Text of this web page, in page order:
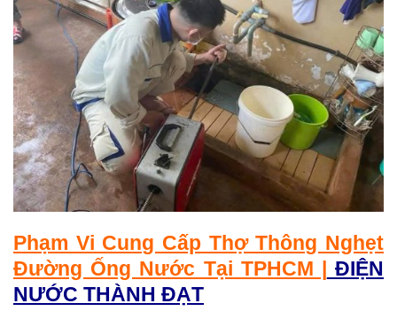
Phạm Vi Cung Cấp Thợ Thông Nghẹt
Đường Ống Nước Tại TPHCM |
ĐIỆN
NƯỚC THÀNH ĐẠT